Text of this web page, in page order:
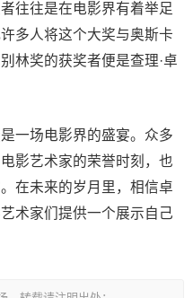
往往是在电影界有着举足
多人将这个大奖与奥斯卡
林奖的获奖者便是查理·卓
一场电影界的盛宴。众多
影艺术家的荣誉时刻，也
在未来的岁月里，相信卓
术家们提供一个展示自己